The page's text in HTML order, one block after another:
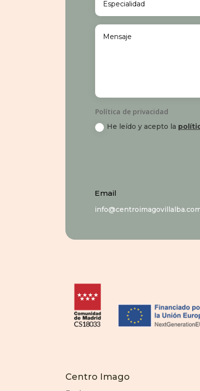
Política de privacidad
He leído y acepto la
Email
Centro Imago